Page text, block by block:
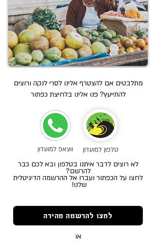
מתלבטים אם להצטרף אלינו לסרי לנקה ורוצים
להתייעץ? פנו אלינו בלחיצת כפתור
ווצאפ למועדון טלפון למועדון
לא רוצים לדבר איתנו בטלפון ובא לכם כבר
להרשם?
לחצו על הכפתור ועברו אל ההרשמה הדיגיטלית
שלנו!
לחצו להרשמה מהירה
או